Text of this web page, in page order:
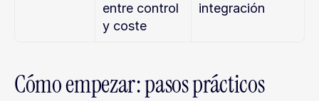
entre control
y coste
integración
Cómo empezar: pasos prácticos